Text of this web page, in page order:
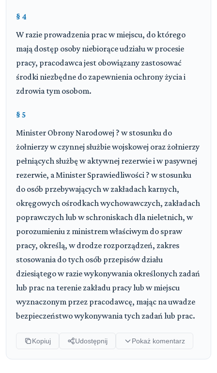
§ 4
W razie prowadzenia prac w miejscu, do którego
mają dostęp osoby niebiorące udziału w procesie
pracy, pracodawca jest obowiązany zastosować
środki niezbędne do zapewnienia ochrony życia i
zdrowia tym osobom.
§ 5
Minister Obrony Narodowej ? w stosunku do
żołnierzy w czynnej służbie wojskowej oraz żołnierzy
pełniących służbę w aktywnej rezerwie i w pasywnej
rezerwie, a Minister Sprawiedliwości ? w stosunku
do osób przebywających w zakładach karnych,
okręgowych ośrodkach wychowawczych, zakładach
poprawczych lub w schroniskach dla nieletnich, w
porozumieniu z ministrem właściwym do spraw
pracy, określą, w drodze rozporządzeń, zakres
stosowania do tych osób przepisów działu
dziesiątego w razie wykonywania określonych zadań
lub prac na terenie zakładu pracy lub w miejscu
wyznaczonym przez pracodawcę, mając na uwadze
bezpieczeństwo wykonywania tych zadań lub prac.
Kopiuj Udostępnij Pokaż komentarz